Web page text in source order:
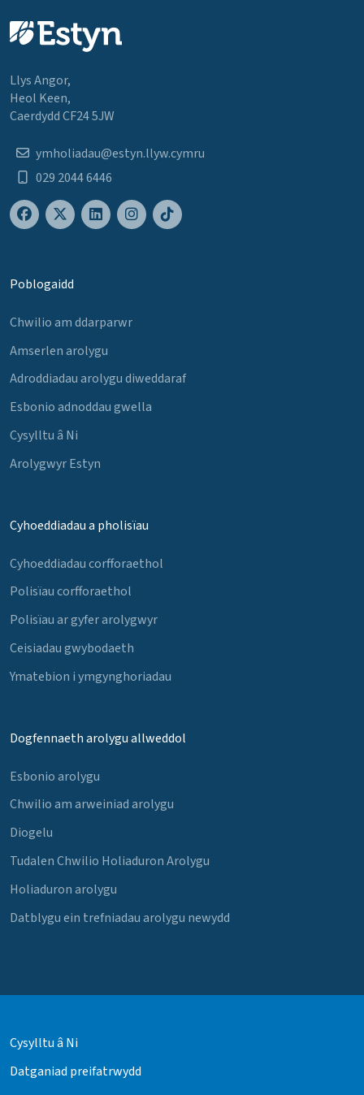
Llys Angor,
Heol Keen,
Caerdydd CF24 5JW
ymholiadau@estyn.llyw.cymru
029 2044 6446
Poblogaidd
Chwilio am ddarparwr
Amserlen arolygu
Adroddiadau arolygu diweddaraf
Esbonio adnoddau gwella
Cysylltu â Ni
Arolygwyr Estyn
Cyhoeddiadau a pholisïau
Cyhoeddiadau corfforaethol
Polisïau corfforaethol
Polisïau ar gyfer arolygwyr
Ceisiadau gwybodaeth
Ymatebion i ymgynghoriadau
Dogfennaeth arolygu allweddol
Esbonio arolygu
Chwilio am arweiniad arolygu
Diogelu
Tudalen Chwilio Holiaduron Arolygu
Holiaduron arolygu
Datblygu ein trefniadau arolygu newydd
Cysylltu â Ni
Datganiad preifatrwydd